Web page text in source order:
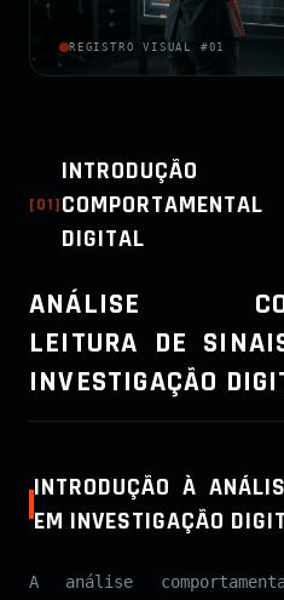
REGISTRO VISUAL #01
[01]
DIGITAL
ANÁLISE
LEITURA DE
INVESTIGAÇÃO
INTRODUÇÃO À
EM INVESTIGAÇÃO
A análise